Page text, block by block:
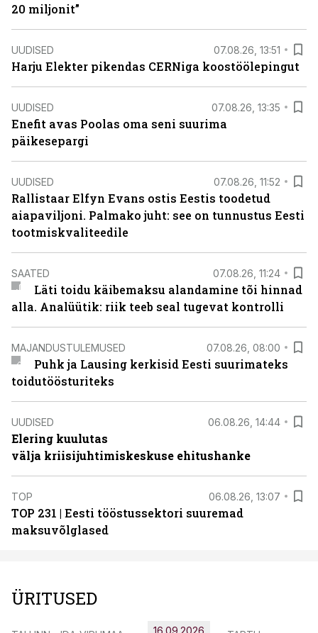
20 miljonit”
UUDISED 07.08.26, 13:51
Harju Elekter pikendas CERNiga koostöölepingut
UUDISED 07.08.26, 13:35
Enefit avas Poolas oma seni suurima
päikesepargi
UUDISED 07.08.26, 11:52
Rallistaar Elfyn Evans ostis Eestis toodetud
aiapaviljoni. Palmako juht: see on tunnustus Eesti
tootmiskvaliteedile
SAATED 07.08.26, 11:24
Läti toidu käibemaksu alandamine tõi hinnad
alla. Analüütik: riik teeb seal tugevat kontrolli
MAJANDUSTULEMUSED 07.08.26, 08:00
Puhk ja Lausing kerkisid Eesti suurimateks
toidutöösturiteks
UUDISED 06.08.26, 14:44
Elering kuulutas
välja kriisijuhtimiskeskuse ehitushanke
TOP 06.08.26, 13:07
TOP 231 | Eesti tööstussektori suuremad
maksuvõlglased
ÜRITUSED
16.09.2026